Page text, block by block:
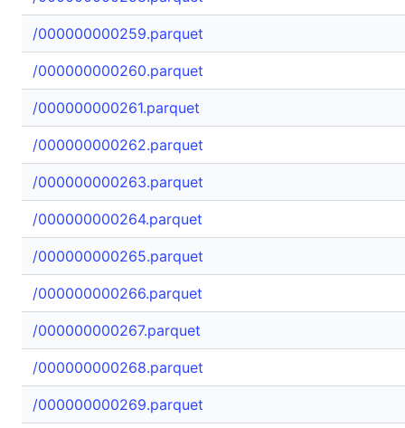
/000000000259.parquet
/000000000260.parquet
/000000000261.parquet
/000000000262.parquet
/000000000263.parquet
/000000000264.parquet
/000000000265.parquet
/000000000266.parquet
/000000000267.parquet
/000000000268.parquet
/000000000269.parquet